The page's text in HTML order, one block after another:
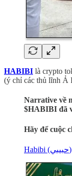
HABIBI là crypto
(ý chỉ các thủ lĩnh Ả
Narrative về
$HABIBI đã
Hãy để cuộc
Habibi (حبيبي)